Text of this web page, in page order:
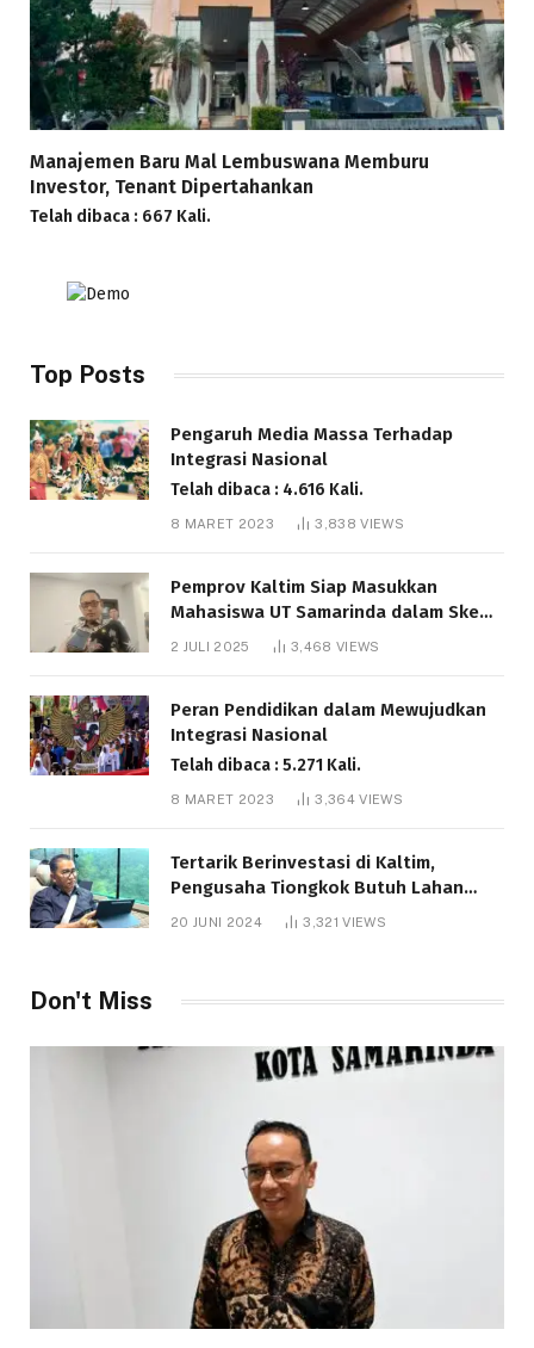
Manajemen Baru Mal Lembuswana Memburu
Investor, Tenant Dipertahankan
Telah dibaca : 667 Kali.
Top Posts
Pengaruh Media Massa Terhadap
Integrasi Nasional
Telah dibaca : 4.616 Kali.
8 MARET 2023 3,838VIEWS
Pemprov Kaltim Siap Masukkan
Mahasiswa UT Samarinda dalam Skema
Bantuan Pendidikan Gratispol
2 JULI 2025 3,468 VIEWS
Peran Pendidikan dalam Mewujudkan
Integrasi Nasional
Telah dibaca : 5.271 Kali.
8 MARET 2023 3,364VIEWS
Tertarik Berinvestasi di Kaltim,
Pengusaha Tiongkok Butuh Lahan
1.000 Hektare
20 JUNI 2024 3,321VIEWS
Don't Miss